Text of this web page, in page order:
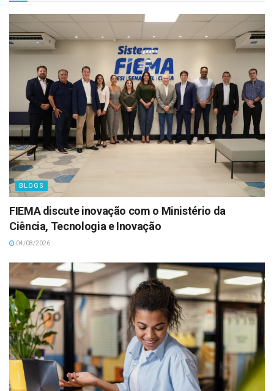
BLOGS
FIEMA discute inovação com o Ministério da
Ciência, Tecnologia e Inovação
04/08/2026